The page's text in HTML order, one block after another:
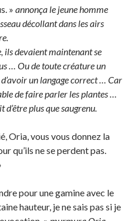
» annonça le jeune homme
décollant dans les airs
ils devaient maintenant se
… Ou de toute créature un
un langage correct … Car
de faire parler les plantes …
plus que saugrenu.
Oria, vous vous donnez la
qu’ils ne se perdent pas.
pour une gamine avec le
hauteur, je ne sais pas si je